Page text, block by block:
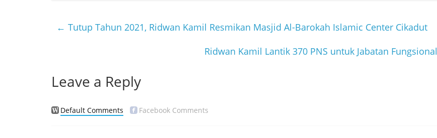
b
k
← Tutup Tahun 2021, Ridwan Kamil Resmikan Masjid Al-Barokah Islamic Center Cikadut
Ridwan Kamil Lantik 370 PNS untuk Jabatan Fungsional
Leave a Reply
Default Comments Facebook Comments